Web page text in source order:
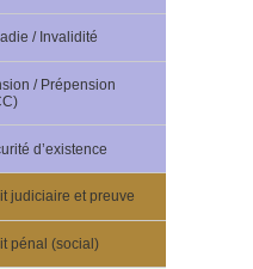
/ Invalidité
/ Prépension
d’existence
judiciaire et preuve
pénal (social)